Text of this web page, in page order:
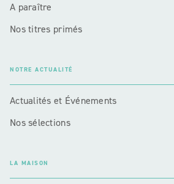
A paraître
Nos titres primés
NOTRE ACTUALITÉ
Actualités et Événements
Nos sélections
LA MAISON